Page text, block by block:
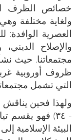
خصائص الظرف
ولغاية مختلفة
العصرية الوافدة:
والإصلاح
مجتمعاتنا. حيث
ظروف أوروبية
التي تشمل
- ٣٤) فهو يقسم
البيئة